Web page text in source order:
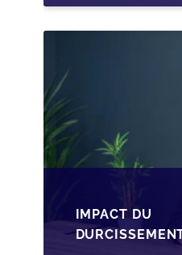
STRUCTURER
CESSION DES
IMPACT DU